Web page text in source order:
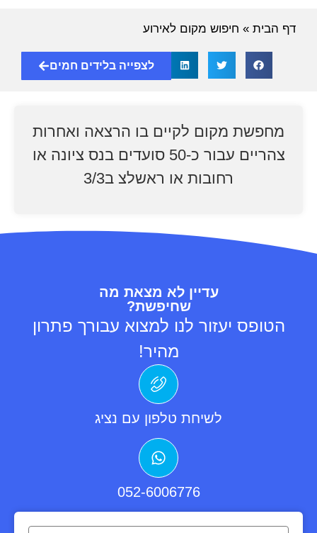
דף הבית » חיפוש מקום לאירוע
לצפייה בלידים חמים
מחפשת מקום לקיים בו הרצאה ואחרות
צהריים עבור כ-50 סועדים בנס ציונה או
רחובות או ראשלצ ב3/3
עדיין לא מצאת מה
שחיפשת?
הטופס יעזור לנו למצוא עבורך פתרון
מהיר!
לשיחת טלפון עם נציג
052-6006776